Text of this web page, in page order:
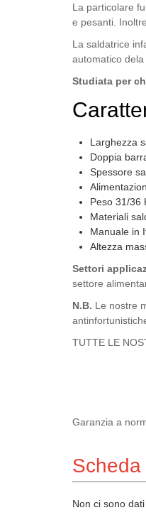
La particolare
e pesanti.
La saldatrice
automatico dela
Studiata per
Larghezza
Doppia
Spessore
Peso 31/36
Materiali
Manuale in
Altezza
Settori
settore
N.B. Le nostre
TUTTE LE
Garanzia a
Scheda
Non ci sono